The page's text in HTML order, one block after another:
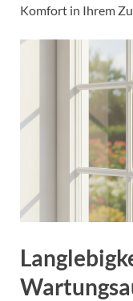
Komfort in Ihrem